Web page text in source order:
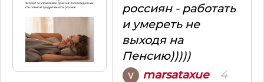
россиян - работать
и умереть не
выходя на
Пенсию)))))
marsataxue
4